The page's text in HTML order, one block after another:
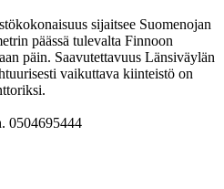
sijaitsee Suomenojan
päässä tulevalta Finnoon
päin. Saavutettavuus Länsiväylän
vaikuttava kiinteistö on
0504695444